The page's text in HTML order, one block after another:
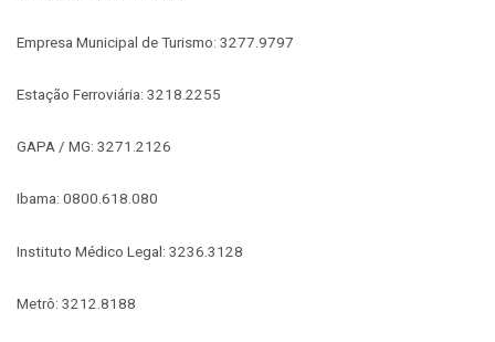
Empresa Municipal de Turismo: 3277.9797
Estação Ferroviária: 3218.2255
GAPA / MG: 3271.2126
Ibama: 0800.618.080
Instituto Médico Legal: 3236.3128
Metrô: 3212.8188